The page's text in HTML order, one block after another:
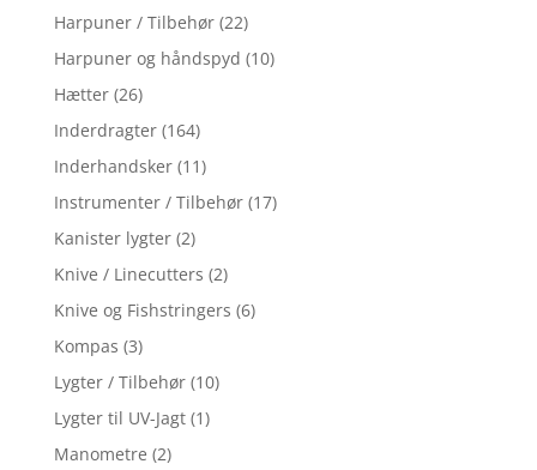
Harpuner / Tilbehør (22)
Harpuner og håndspyd (10)
Hætter (26)
Inderdragter (164)
Inderhandsker (11)
Instrumenter / Tilbehør (17)
Kanister lygter (2)
Knive / Linecutters (2)
Knive og Fishstringers (6)
Kompas (3)
Lygter / Tilbehør (10)
Lygter til UV-Jagt (1)
Manometre (2)